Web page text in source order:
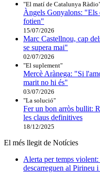
"El matí de Catalunya
Àngels Gonyalons: "Els
fotien"
15/07/2026
Marc Castellnou, cap
se supera mai"
02/07/2026
"El suplement"
Mercè Arànega: "Si
marit no hi és"
03/07/2026
"La solució"
Fer un bon arròs bullit:
les claus definitives
18/12/2025
El més llegit de Notícies
Alerta per temps
descarreguen al Pirineu